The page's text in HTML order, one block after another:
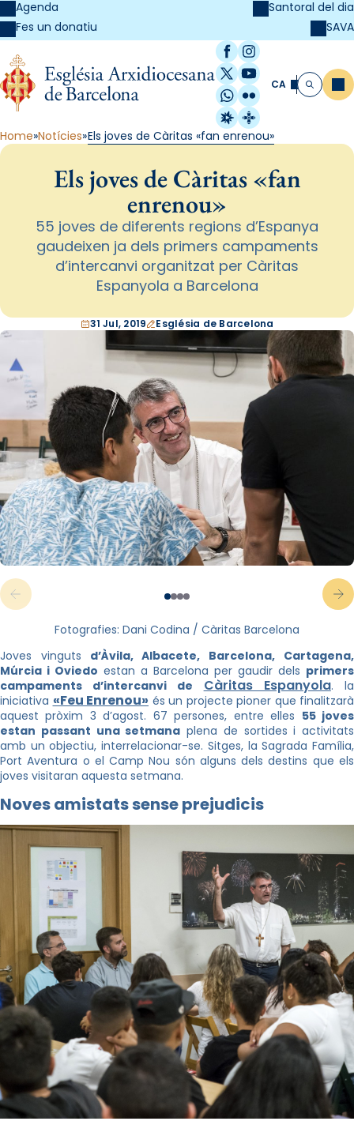
Agenda
Fes un donatiu
Santoral del dia
SAVA
Facebook
Instagram
X / Twitter
YouTube
WhatsApp
Flickr
Radio Estel
Catalunya
CA Cerca
Home Notícies Els joves de Càritas «fan enrenou»
Els joves de Càritas «fan
enrenou»
55 joves de diferents regions d’Espanya
gaudeixen ja dels primers campaments
d’intercanvi organitzat per Càritas
Espanyola a Barcelona
31 Jul, 2019 Església de Barcelona
Fotografies: Dani Codina / Càritas Barcelona
Joves vinguts d’Àvila, Albacete, Barcelona, Cartagena,
Múrcia i Oviedo estan a Barcelona per gaudir dels primers
campaments d’intercanvi de Càritas Espanyola. la
iniciativa «Feu Enrenou» és un projecte pioner que finalitzarà
aquest pròxim 3 d’agost. 67 persones, entre elles 55 joves
estan passant una setmana plena de sortides i activitats
amb un objectiu, interrelacionar-se. Sitges, la Sagrada Família,
Port Aventura o el Camp Nou són alguns dels destins que els
joves visitaran aquesta setmana.
Noves amistats sense prejudicis